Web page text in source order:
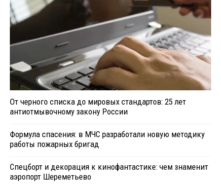
От черного списка до мировых стандартов: 25 лет
антиотмывочному закону России
Формула спасения: в МЧС разработали новую методику
работы пожарных бригад
Спецборт и декорация к кинофантастике: чем знаменит
аэропорт Шереметьево